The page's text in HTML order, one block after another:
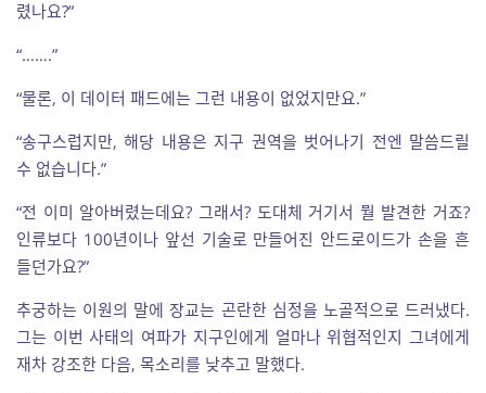
렸나요?”
“…….”
“물론, 이 데이터 패드에는 그런 내용이 없었지만요.”
“송구스럽지만, 해당 내용은 지구 권역을 벗어나기 전엔 말씀드릴
수 없습니다.”
“전 이미 알아버렸는데요? 그래서? 도대체 거기서 뭘 발견한 거죠?
인류보다 100년이나 앞선 기술로 만들어진 안드로이드가 손을 흔
들던가요?”
추궁하는 이원의 말에 장교는 곤란한 심정을 노골적으로 드러냈다.
그는 이번 사태의 여파가 지구인에게 얼마나 위협적인지 그녀에게
재차 강조한 다음, 목소리를 낮추고 말했다.